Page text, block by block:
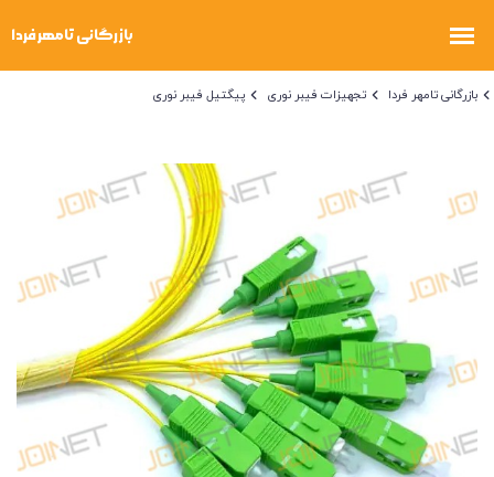
بازرگانی تامهر فردا تجهیزات فیبر نوری پیگتیل فیبر نوری